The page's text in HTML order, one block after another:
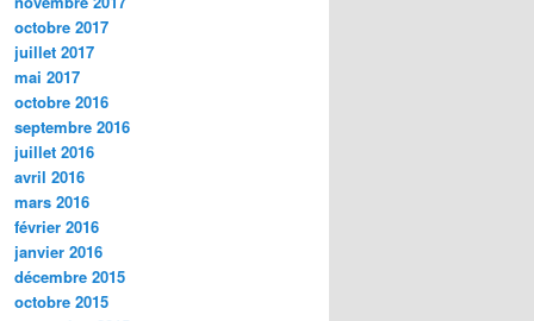
octobre 2017
juillet 2017
mai 2017
octobre 2016
septembre 2016
juillet 2016
avril 2016
mars 2016
février 2016
janvier 2016
décembre 2015
octobre 2015